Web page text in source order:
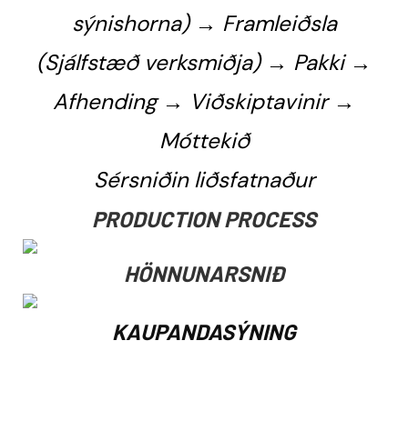
sýnishorna) → Framleiðsla
(Sjálfstæð verksmiðja) → Pakki →
Afhending → Viðskiptavinir →
Móttekið
Sérsniðin liðsfatnaður
PRODUCTION PROCESS
HÖNNUNARSNIÐ
KAUPANDASÝNING